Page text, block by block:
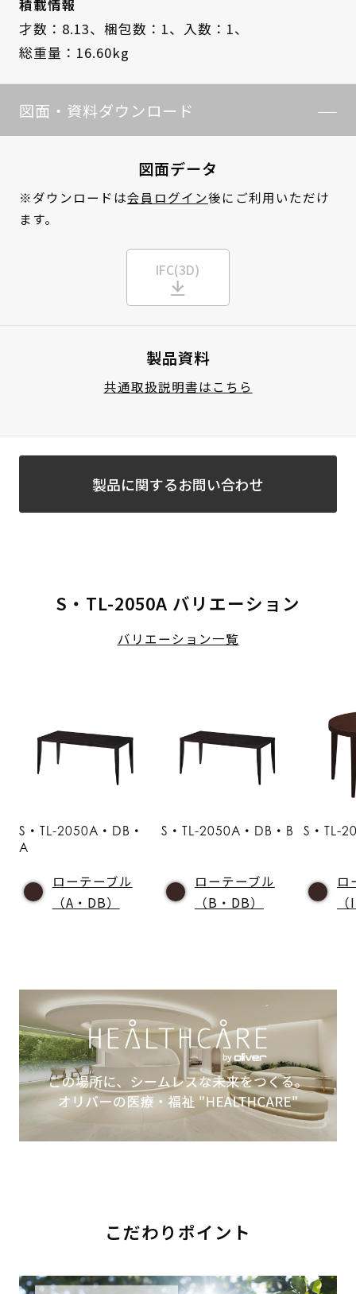
積載情報
才数：8.13、 梱包数：1、 入数：1、
総重量：16.60kg
図面・資料ダウンロード
図面データ
※ダウンロードは会員ログイン後にご利用いただけ
ます。
IFC(3D)
製品資料
共通取扱説明書はこちら
製品に関するお問い合わせ
S・TL-2050A バリエーション
バリエーション一覧
S・TL-2050A・DB・
A
ローテーブル
（A・DB）
S・TL-2050A・DB・B
ローテーブル
（B・DB）
S・TL-
ロ
こだわりポイント